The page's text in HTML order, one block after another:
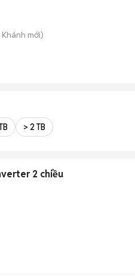
Khánh mới)
> 2 TB
2 chiều